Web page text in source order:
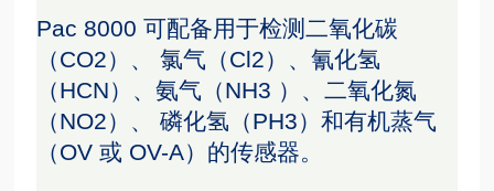
Pac 8000 可配备用于检测二氧化碳
（CO2）、 氯气（Cl2）、氰化氢
（HCN）、氨气（NH3 ）、二氧化氮
（NO2）、 磷化氢（PH3）和有机蒸气
（OV 或 OV-A）的传感器。